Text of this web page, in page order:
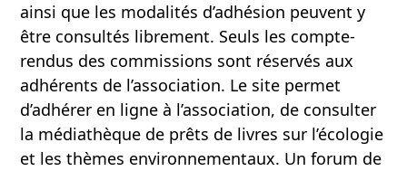
ainsi que les modalités d’adhésion peuvent y
être consultés librement. Seuls les compte-
rendus des commissions sont réservés aux
adhérents de l’association. Le site permet
d’adhérer en ligne à l’association, de consulter
la médiathèque de prêts de livres sur l’écologie
et les thèmes environnementaux. Un forum de